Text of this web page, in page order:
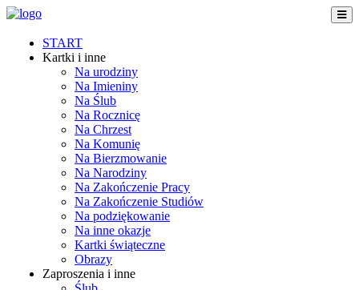
START
Kartki i inne
Na urodziny
Na Imieniny
Na Ślub
Na Rocznicę
Na Chrzest
Na Komunię
Na Bierzmowanie
Na Narodziny
Na Zakończenie Pracy
Na Zakończenie Studiów
Na podziękowanie
Na inne okazje
Kartki świąteczne
Obrazy
Zaproszenia i inne